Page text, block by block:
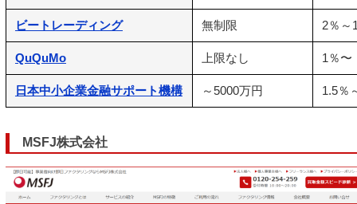
ビートレーディング 無制限 2％～
QuQuMo 上限なし 1％〜
日本中小企業金融サポート機構 ～5000万円 1.5％
MSFJ株式会社